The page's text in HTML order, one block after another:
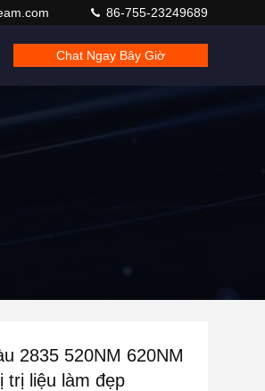
86-755-23249689
Chat Ngay Bây Giờ
2835 520NM 620NM
trị liệu làm đẹp